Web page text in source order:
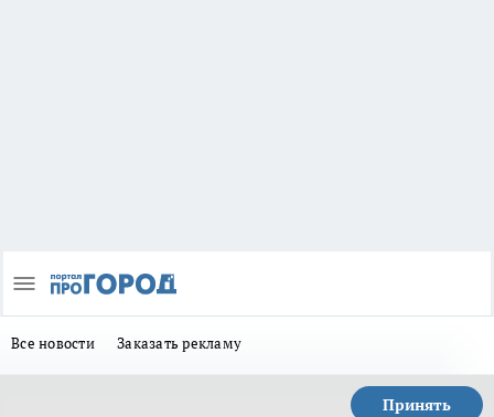
Все новости Заказать рекламу
Принять